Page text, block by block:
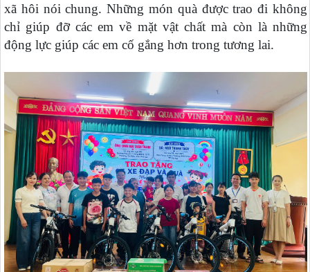
xã hôi nói chung. Những món quà được trao đi không
chỉ giúp đỡ các em về mặt vật chất mà còn là những
động lực giúp các em cố gắng hơn trong tương lai.